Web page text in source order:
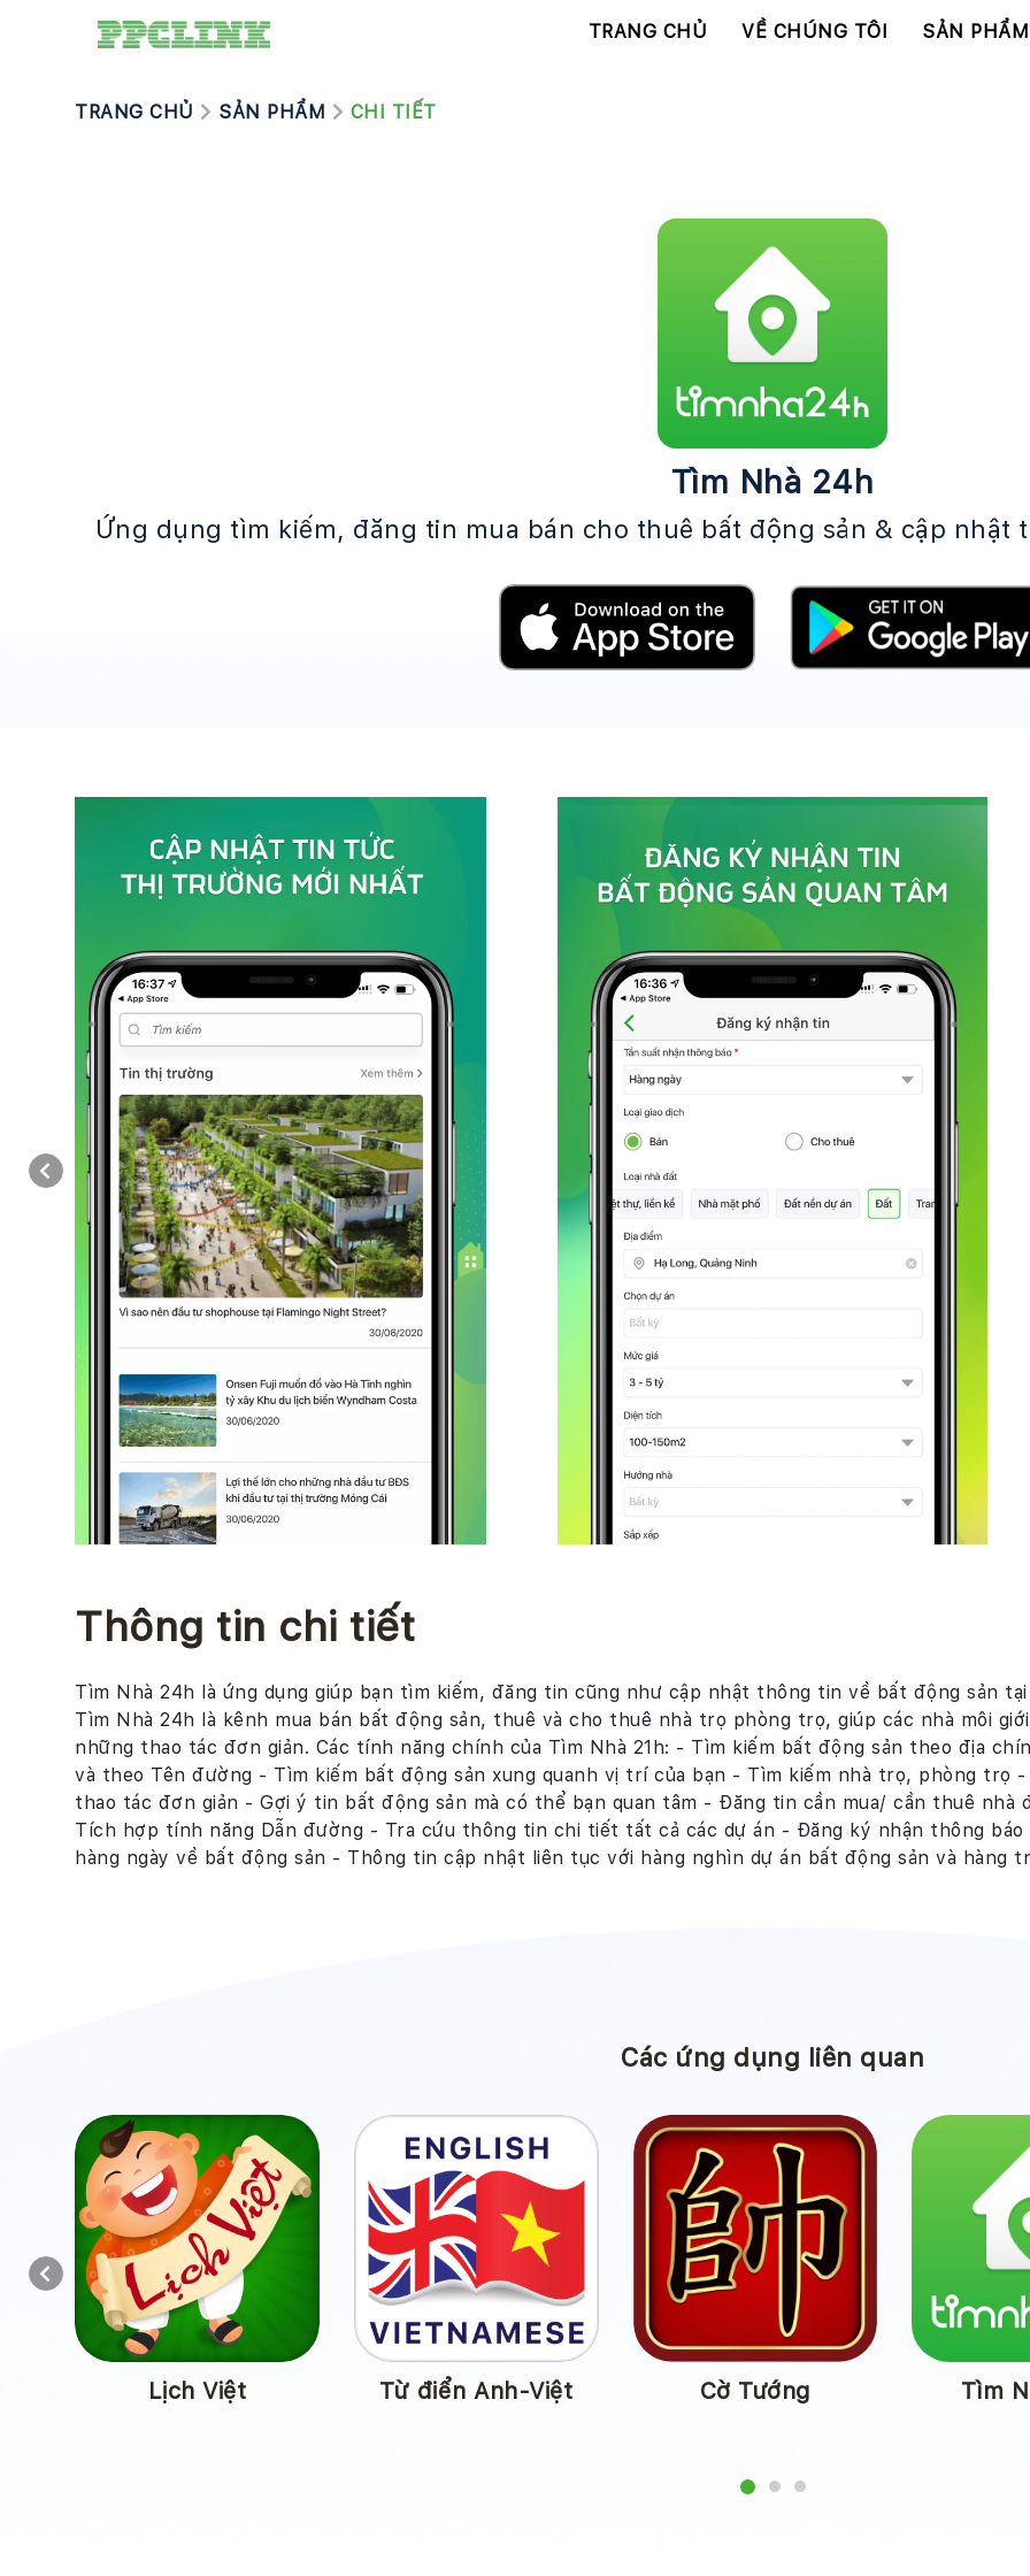
TRANG CHỦ VỀ CHÚNG TÔI SẢN PHẨM
TRANG CHỦ SẢN PHẨM CHI TIẾT
Tìm Nhà 24h
Ứng dụng tìm kiếm, đăng tin mua bán cho thuê bất động sản & cập
Previous
Thông tin chi tiết
Tìm Nhà 24h là ứng dụng giúp bạn tìm kiếm, đăng tin cũng như cập nhật thông tin về bất động sản
Tìm Nhà 24h là kênh mua bán bất động sản, thuê và cho thuê nhà trọ phòng trọ, giúp các nhà môi
những thao tác đơn giản. Các tính năng chính của Tìm Nhà 21h: - Tìm kiếm bất động sản theo địa
và theo Tên đường - Tìm kiếm bất động sản xung quanh vị trí của bạn - Tìm kiếm nhà trọ, phòng trọ
thao tác đơn giản - Gợi ý tin bất động sản mà có thể bạn quan tâm - Đăng tin cần mua/ cần thuê
Tích hợp tính năng Dẫn đường - Tra cứu thông tin chi tiết tất cả các dự án - Đăng ký nhận thông
hàng ngày về bất động sản - Thông tin cập nhật liên tục với hàng nghìn dự án bất động sản và hàng
Các ứng dụng liên quan
Cờ Tướng Tìm Nhà 24h
Pikachu – Twin Link
Lịch Việt Lite
Previous